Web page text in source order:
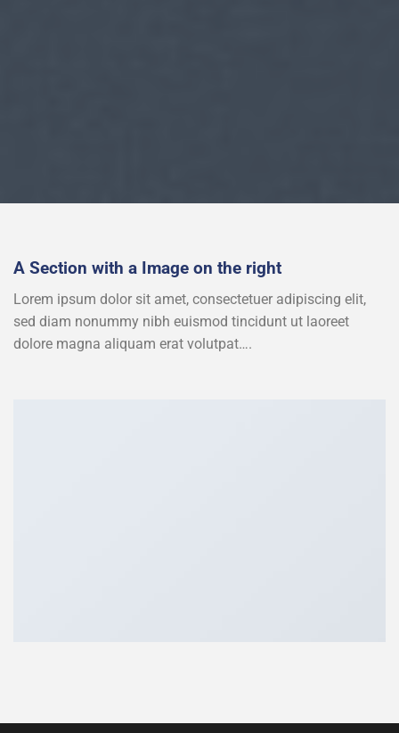
A Section with a Image on the right
Lorem ipsum dolor sit amet, consectetuer adipiscing elit,
sed diam nonummy nibh euismod tincidunt ut laoreet
dolore magna aliquam erat volutpat….